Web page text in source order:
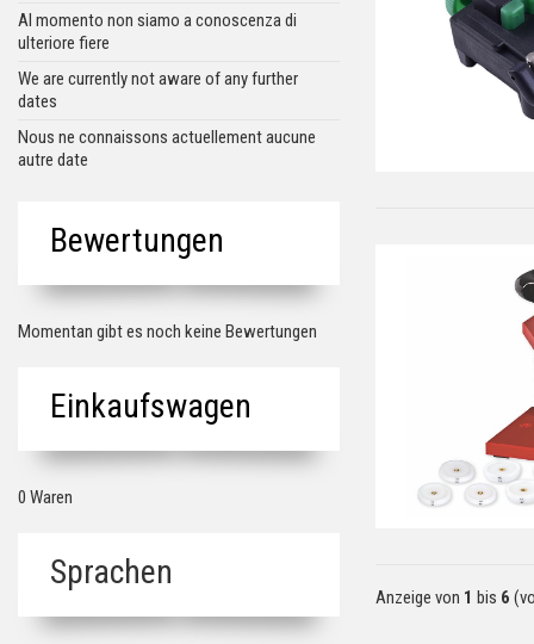
Al momento non siamo a conoscenza di
ulteriore fiere
We are currently not aware of any further
dates
Nous ne connaissons actuellement aucune
autre date
Bewertungen
Momentan gibt es noch keine Bewertungen
Einkaufswagen
0 Waren
Sprachen
Anzeige von 1 bis 6